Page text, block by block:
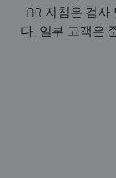
AR 지침은 검사
다. 일부 고객은